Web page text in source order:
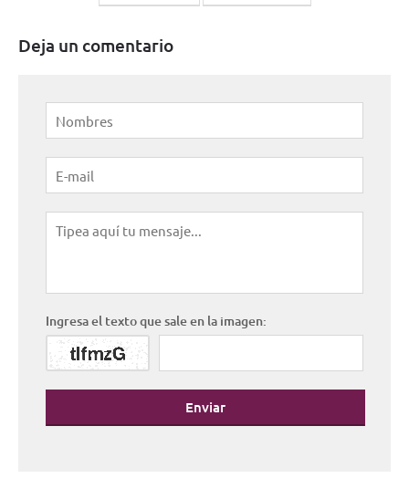
Deja un comentario
Ingresa el texto que sale en la imagen:
Enviar